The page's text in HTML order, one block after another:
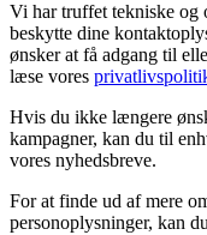
Vi har truffet tekniske og
beskytte dine
ønsker at få adgang til
læse vores
Hvis du ikke længere
kampagner, kan du til
vores nyhedsbreve.
For at finde ud af mere
personoplysninger, kan